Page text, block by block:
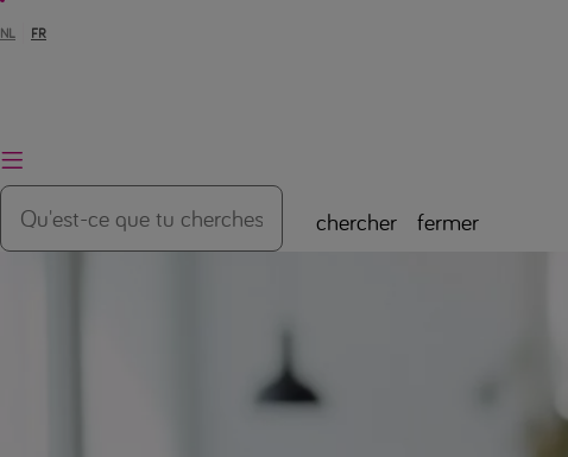
NL FR
chercher fermer